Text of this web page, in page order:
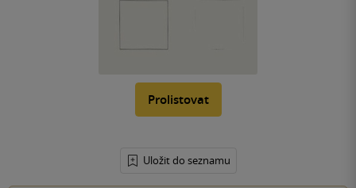
Prolistovat
Uložit do seznamu